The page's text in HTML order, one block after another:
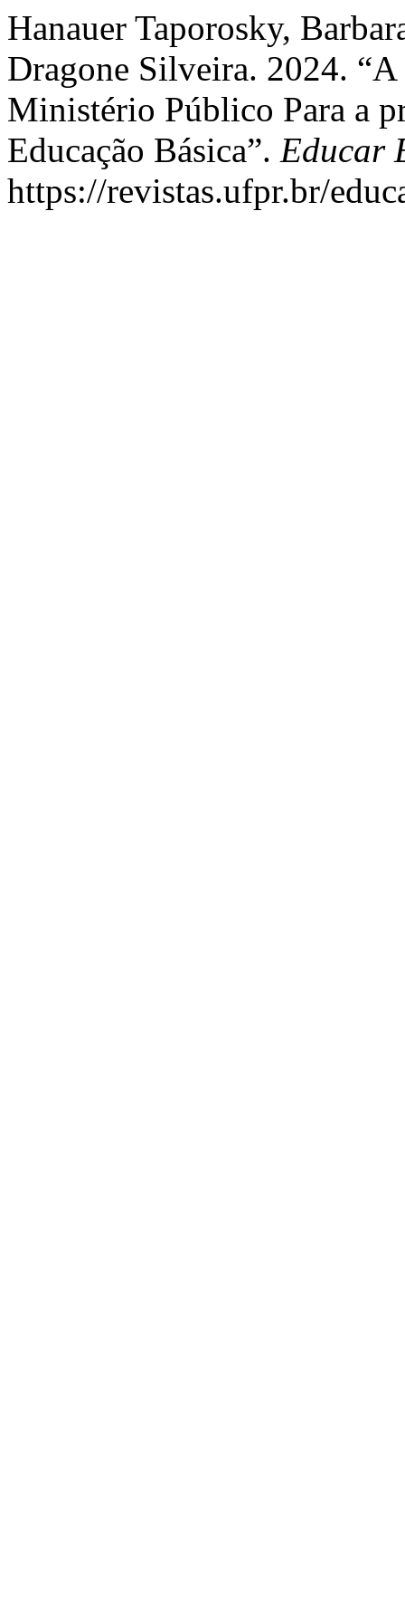
Hanauer Taporosky,
Dragone Silveira. 2024.
Ministério Público Para a
Educação Básica”. Educar
https://revistas.ufpr.br/